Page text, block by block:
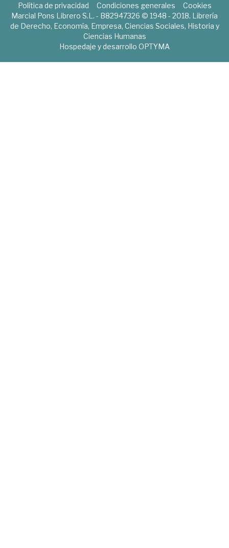
Política de privacidad Condiciones generales
Cookies
Marcial Pons Librero S.L. - B82947326 © 1948 - 2018. Librería
de Derecho, Economía, Empresa, Ciencias Sociales, Historia y
Ciencias Humanas
Hospedaje y desarrollo OPTYMA